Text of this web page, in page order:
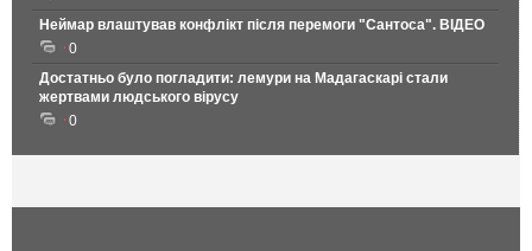
Неймар влаштував конфлікт після перемоги "Сантоса". ВІДЕО
0
Достатньо було погладити: лемури на Мадагаскарі стали
жертвами людського вірусу
0